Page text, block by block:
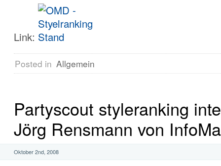
Link:
Posted in Allgemein
Partyscout styleranking
Jörg Rensmann von
Oktober 2nd, 2008